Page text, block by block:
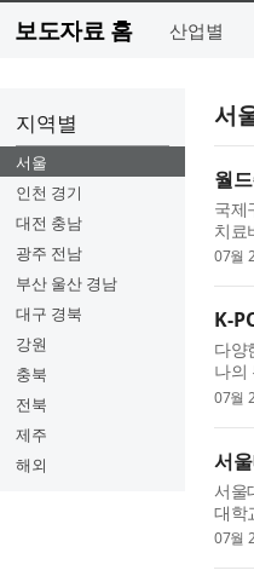
보도자료 홈 산업별
지역별
서울
인천 경기
대전 충남
광주 전남
부산 울산 경남
대구 경북
강원
충북
전북
제주
해외
서
월
국제
치료
차
07월
K-
다양
나의
로
07월
서
서울
대학
고
07월